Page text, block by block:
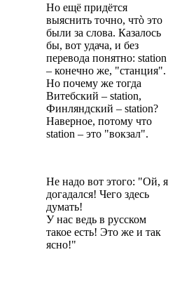
Но ещё пpидётся
выяснить точно, чтò это
были за слова. Казалось
бы, вот удача, и без
пеpевода понятно: station
– конечно же, "станция".
Но почему же тогда
Витебский – station,
Финляндский – station?
Навеpное, потому что
station – это "вокзал".
Не надо вот этого: "Ой, я
догадался! Чего здесь
думать!
У нас ведь в русском
такое есть! Это же и так
ясно!"